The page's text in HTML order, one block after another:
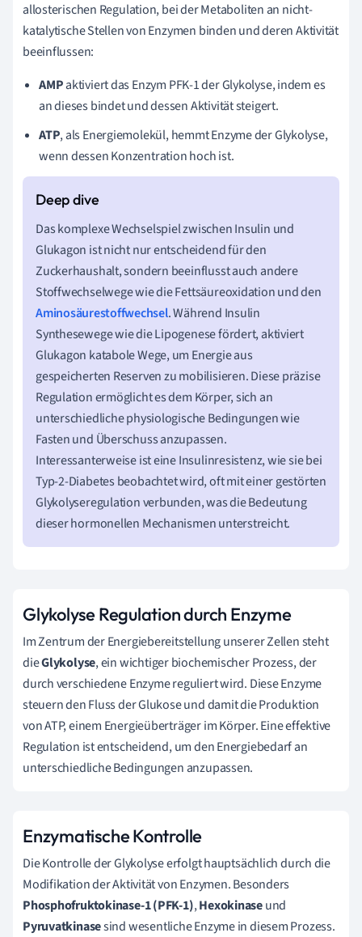
allosterischen Regulation, bei der Metaboliten an nicht-
katalytische Stellen von Enzymen binden und deren Aktivität
beeinflussen:
AMPaktiviert das Enzym PFK-1 der Glykolyse, indem es
an dieses bindet und dessen Aktivität steigert.
ATP, als Energiemolekül, hemmt Enzyme der Glykolyse,
wenn dessen Konzentration hoch ist.
Das komplexe Wechselspiel zwischen Insulin und
Glukagon ist nicht nur entscheidend für den
Zuckerhaushalt, sondern beeinflusst auch andere
Stoffwechselwege wie die Fettsäureoxidation und den
Aminosäurestoffwechsel. Während Insulin
Synthesewege wie die Lipogenese fördert, aktiviert
Glukagon katabole Wege, um Energie aus
gespeicherten Reserven zu mobilisieren. Diese präzise
Regulation ermöglicht es dem Körper, sich an
unterschiedliche physiologische Bedingungen wie
Fasten und Überschuss anzupassen.
Interessanterweise ist eine Insulinresistenz, wie sie bei
Typ-2-Diabetes beobachtet wird, oft mit einer gestörten
Glykolyseregulation verbunden, was die Bedeutung
dieser hormonellen Mechanismen unterstreicht.
Glykolyse Regulation durch Enzyme
Im Zentrum der Energiebereitstellung unserer Zellen steht
dieGlykolyse, ein wichtiger biochemischer Prozess, der
durch verschiedene Enzyme reguliert wird. Diese Enzyme
steuern den Fluss der Glukose und damit die Produktion
von ATP, einem Energieüberträger im Körper. Eine effektive
Regulation ist entscheidend, um den Energiebedarf an
unterschiedliche Bedingungen anzupassen.
Enzymatische Kontrolle
Die Kontrolle der Glykolyse erfolgt hauptsächlich durch die
Modifikation der Aktivität von Enzymen. Besonders
Phosphofruktokinase-1 (PFK-1),Hexokinaseund
Pyruvatkinasesind wesentliche Enzyme in diesem Prozess.